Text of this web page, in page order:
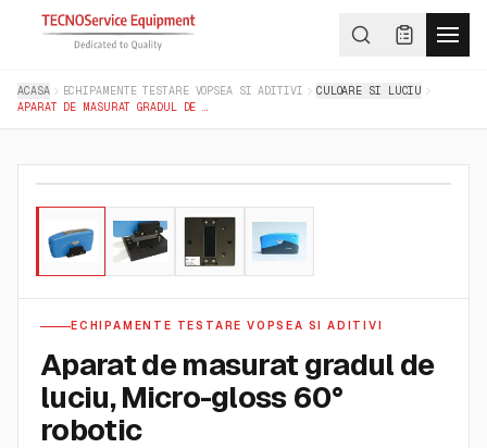
ACASA ECHIPAMENTE TESTARE VOPSEA SI ADITIVI
CULOARE SI LUCIU
ECHIPAMENTE TESTARE VOPSEA SI ADITIVI
Aparat de masurat gradul de
luciu, Micro-gloss 60°
robotic